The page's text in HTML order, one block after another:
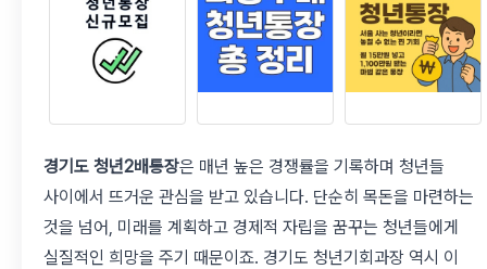
경기도 청년2배통장은 매년 높은 경쟁률을 기록하며 청년들
사이에서 뜨거운 관심을 받고 있습니다. 단순히 목돈을 마련하는
것을 넘어, 미래를 계획하고 경제적 자립을 꿈꾸는 청년들에게
실질적인 희망을 주기 때문이죠. 경기도 청년기회과장 역시 이